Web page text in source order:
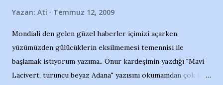
Yazan: Ati Temmuz 12, 2009
Mondiali den gelen güzel haberler içimizi açarken,
yüzümüzden gülücüklerin eksilmemesi temennisi ile
başlamak istiyorum yazıma.. Onur kardeşimin yazdığı "Mavi
Lacivert, turuncu beyaz Adana" yazısını okumamdan çok kısa